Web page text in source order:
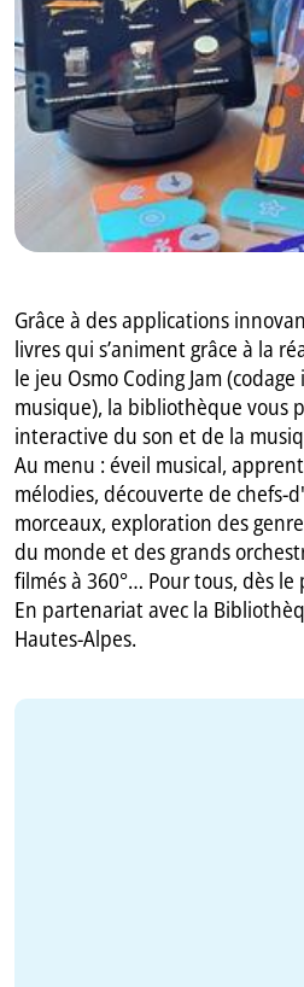
Grâce à des applications
livres qui s’animent grâce à la
le jeu Osmo Coding Jam
musique), la bibliothèque vous
interactive du son et de la
Au menu : éveil musical,
mélodies, découverte de
morceaux, exploration des
du monde et des grands
filmés à 360°… Pour tous, dès le
En partenariat avec la
Hautes-Alpes.